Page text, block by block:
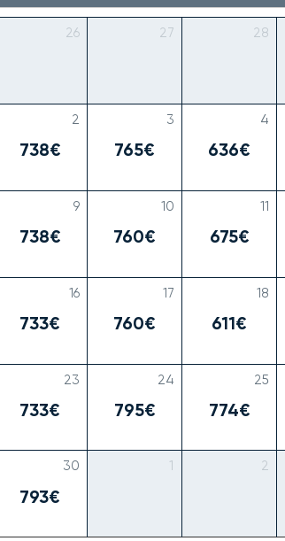
738€ 765€ 636€
738€ 760€ 675€
733€ 760€ 611€
733€ 795€ 774€
793€
26 27 28
2 3 4
9 10 11
16 17 18
23 24 25
30 1 2